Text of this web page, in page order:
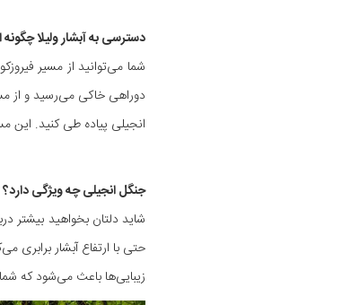
دسترسی به آبشار ولیلا
انجیلی پیاده طی کنید. این
جنگل انجیلی چه ویژگی دارد؟
شاید دلتان بخواهید بیشتر
حتی با ارتفاع آبشار
زیبایی‌ها باعث می‌شود که